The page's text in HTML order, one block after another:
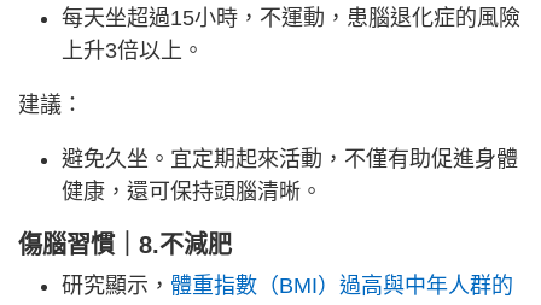
每天坐超過15小時，不運動，患腦退化症的風險
上升3倍以上。
建議：
避免久坐。宜定期起來活動，不僅有助促進身體
健康，還可保持頭腦清晰。
傷腦習慣｜8.不減肥
研究顯示， 體重指數（BMI）過高與中年人群的